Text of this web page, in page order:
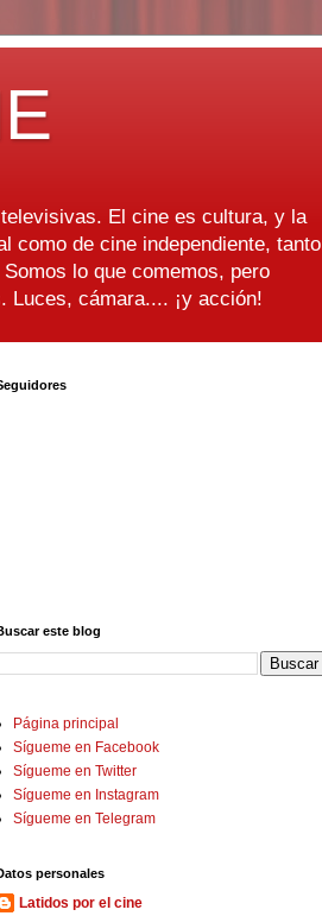
El cine es cultura, y la
como de cine independiente, tanto
lo que comemos, pero
Luces, cámara.... ¡y acción!
este blog
Página principal
Sígueme en Facebook
Sígueme en Twitter
Sígueme en Instagram
Sígueme en Telegram
personales
Latidos por el cine